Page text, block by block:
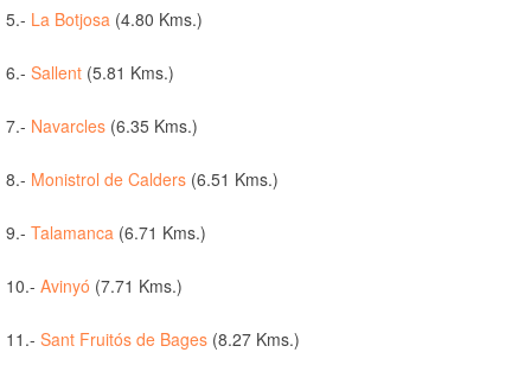
5.- La Botjosa (4.80 Kms.)
6.- Sallent (5.81 Kms.)
7.- Navarcles (6.35 Kms.)
8.- Monistrol de Calders (6.51 Kms.)
9.- Talamanca (6.71 Kms.)
10.- Avinyó (7.71 Kms.)
11.- Sant Fruitós de Bages (8.27 Kms.)